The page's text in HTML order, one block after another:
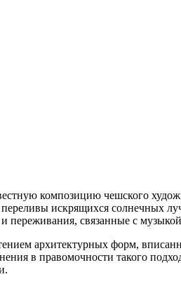
композицию чешского
искрящихся солнечных
переживания, связанные с
архитектурных форм,
в правомочности такого